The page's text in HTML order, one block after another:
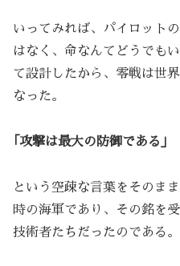
いってみれば、パイロット
はなく、命なんてどうでも
て設計したから、零戦は世
なった。
｢攻撃は最大の防御である」
という空疎な言葉をそのま
時の海軍であり、その銘を
技術者たちだったのである。